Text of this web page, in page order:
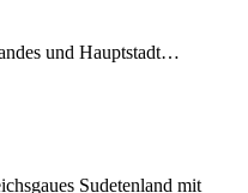
und Hauptstadt…
Sudetenland mit